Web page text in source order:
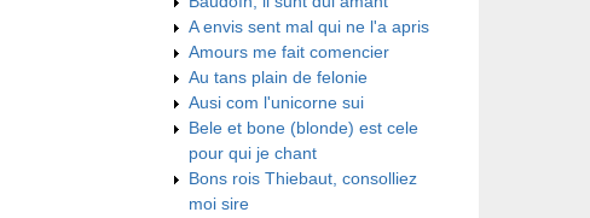
A envis sent mal qui ne l'a apris
Amours me fait comencier
Au tans plain de felonie
Ausi com l'unicorne sui
Bele et bone (blonde) est cele
pour qui je chant
Bons rois Thiebaut, consolliez
moi sire